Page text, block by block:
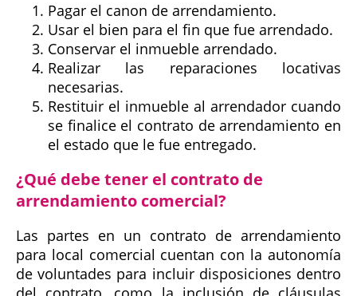
Pagar el canon de arrendamiento.
Usar el bien para el fin que fue arrendado.
Conservar el inmueble arrendado.
Realizar las reparaciones locativas
necesarias.
Restituir el inmueble al arrendador cuando
se finalice el contrato de arrendamiento en
el estado que le fue entregado.
¿Qué debe tener el contrato de
arrendamiento comercial?
Las partes en un contrato de arrendamiento
para local comercial cuentan con la autonomía
de voluntades para incluir disposiciones dentro